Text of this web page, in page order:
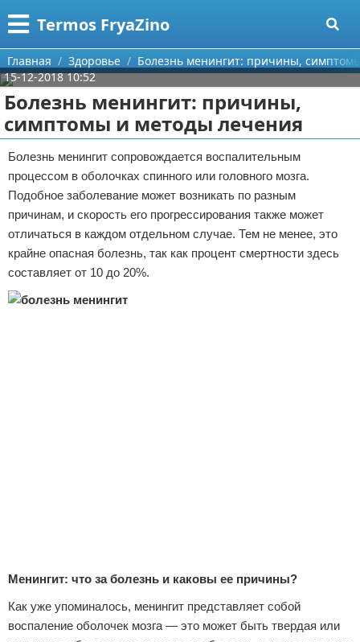
Termos FryaZino
Меню
Главная
Категории
Программирование
Дом и семья
Автомобили
Строительство и ремонт
Здоровье
Компьютеры
Поиск
О проекте
Контакты
Сотрудничество
Размещение рекламы
Для правообладателей
Главная Здоровье
Болезнь менингит: причины,
15-12-2018 10:52
Болезнь менингит: причины,
симптомы и методы лечения
Болезнь менингит сопровождается воспалительным
процессом в оболочках спинного или головного мозга.
Подобное заболевание может возникать по разным
причинам, и скорость его прогрессирования также может
отличаться в каждом отдельном случае. Тем не менее, это
крайне опасная болезнь, так как процент смертности здесь
составляет от 10 до 20%.
Менингит: что за болезнь и каковы ее причины?
Как уже упоминалось, менингит представляет собой
воспаление оболочек мозга — это может быть твердая или